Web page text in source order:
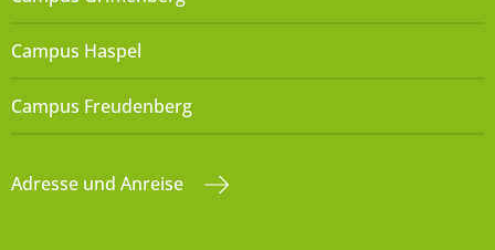
Campus Haspel
Campus Freudenberg
Adresse und Anreise